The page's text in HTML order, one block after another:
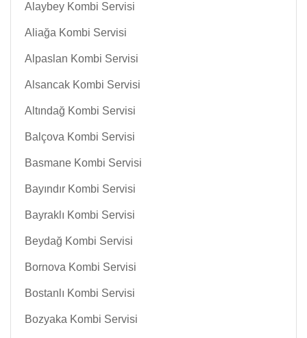
Alaybey Kombi Servisi
Aliağa Kombi Servisi
Alpaslan Kombi Servisi
Alsancak Kombi Servisi
Altındağ Kombi Servisi
Balçova Kombi Servisi
Basmane Kombi Servisi
Bayındır Kombi Servisi
Bayraklı Kombi Servisi
Beydağ Kombi Servisi
Bornova Kombi Servisi
Bostanlı Kombi Servisi
Bozyaka Kombi Servisi